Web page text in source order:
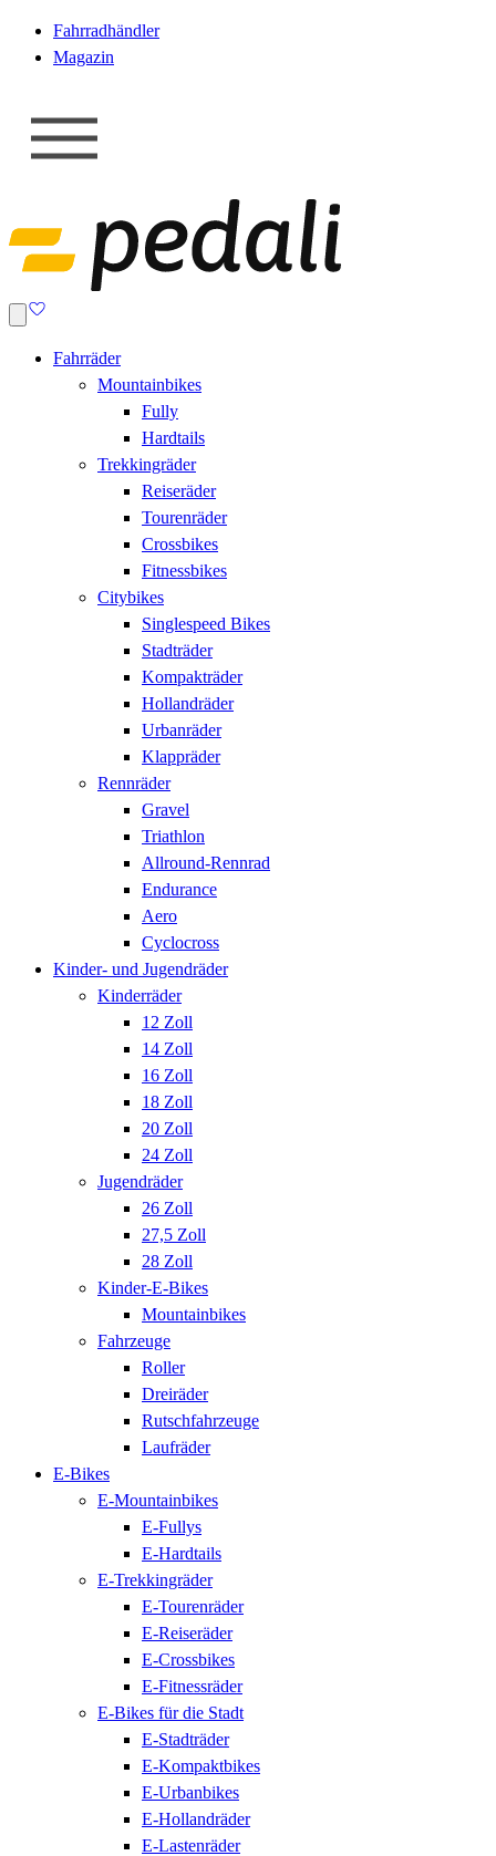
Fahrradhändler
Magazin
Fahrräder
Mountainbikes
Fully
Hardtails
Trekkingräder
Reiseräder
Tourenräder
Crossbikes
Fitnessbikes
Citybikes
Singlespeed Bikes
Stadträder
Kompakträder
Hollandräder
Urbanräder
Klappräder
Rennräder
Gravel
Triathlon
Allround-Rennrad
Endurance
Aero
Cyclocross
Kinder- und Jugendräder
Kinderräder
12 Zoll
14 Zoll
16 Zoll
18 Zoll
20 Zoll
24 Zoll
Jugendräder
26 Zoll
27,5 Zoll
28 Zoll
Kinder-E-Bikes
Mountainbikes
Fahrzeuge
Roller
Dreiräder
Rutschfahrzeuge
Laufräder
E-Bikes
E-Mountainbikes
E-Fullys
E-Hardtails
E-Trekkingräder
E-Tourenräder
E-Reiseräder
E-Crossbikes
E-Fitnessräder
E-Bikes für die Stadt
E-Stadträder
E-Kompaktbikes
E-Urbanbikes
E-Hollandräder
E-Lastenräder